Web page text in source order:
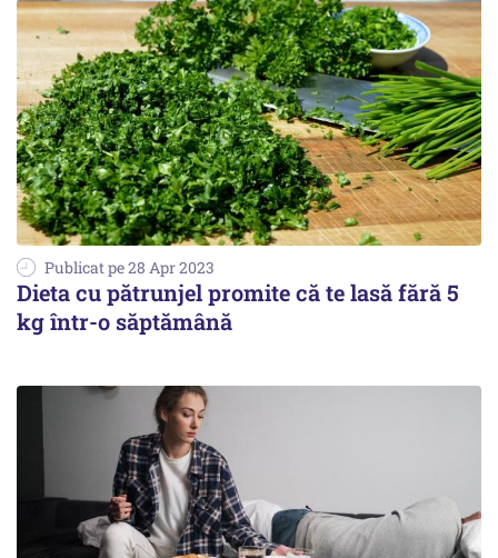
Publicat pe 28 Apr 2023
Dieta cu pătrunjel promite că te lasă fără 5
kg într-o săptămână